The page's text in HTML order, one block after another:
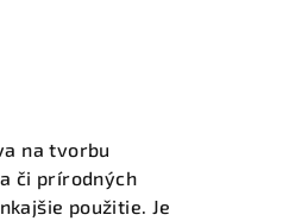
na tvorbu
či prírodných
použitie. Je